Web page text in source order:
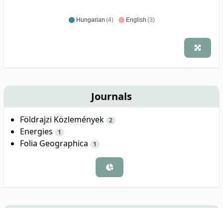
Hungarian (4) English (3)
Journals
Földrajzi Közlemények 2
Energies 1
Folia Geographica 1